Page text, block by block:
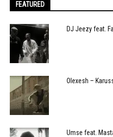
FEATURED
DJ Jeezy feat.
Olexesh –
Umse feat.